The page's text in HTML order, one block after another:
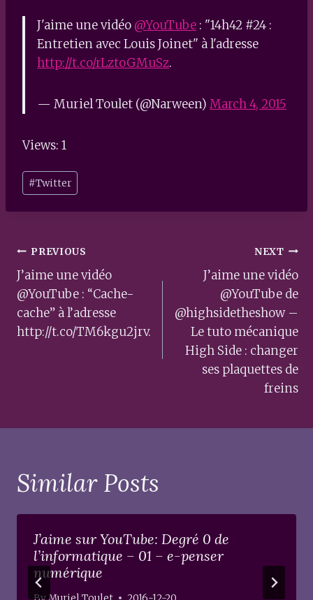
J'aime une vidéo @YouTube : "14h42 #24 :
Entretien avec Louis Joinet" à l'adresse
http://t.co/rLztoGMuSz.
— Muriel Toulet (@Narween) March 4, 2015
Views: 1
Post
Tags:
#Twitter
Post
navigation
PREVIOUS
J’aime une vidéo
@YouTube : “Cache-
cache” à l’adresse
http://t.co/TM6kgu2jrv.
NEXT
J’aime une vidéo
@YouTube de
@highsidetheshow –
Le tuto mécanique
High Side : changer
ses plaquettes de
freins
Similar Posts
J’aime sur YouTube: Degré 0 de
l’informatique – 01 – e-penser
numérique